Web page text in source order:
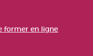
former en ligne